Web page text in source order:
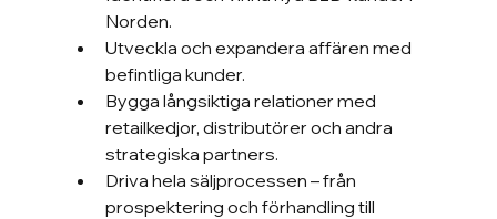
Norden.
Utveckla och expandera affären med
befintliga kunder.
Bygga långsiktiga relationer med
retailkedjor, distributörer och andra
strategiska partners.
Driva hela säljprocessen – från
prospektering och förhandling till